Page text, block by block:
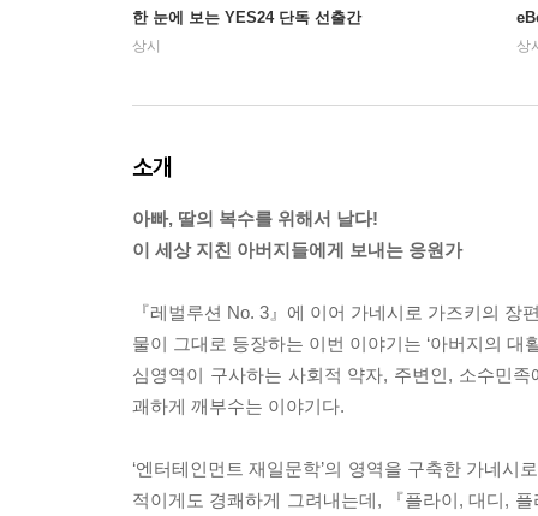
한 눈에 보는 YES24 단독 선출간
상시 상
소개
아빠, 딸의 복수를 위해서 날다!
이 세상 지친 아버지들에게 보내는 응원가
『레벌루션 No. 3』에 이어 가네시로 가즈키의 장
물이 그대로 등장하는 이번 이야기는 ‘아버지의 대
심영역이 구사하는 사회적 약자, 주변인, 소수민
괘하게 깨부수는 이야기다.
‘엔터테인먼트 재일문학’의 영역을 구축한 가네
적이게도 경쾌하게 그려내는데, 『플라이, 대디,